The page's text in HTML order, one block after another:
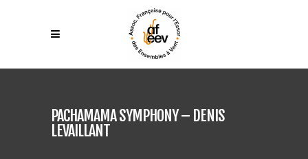
PACHAMAMA SYMPHONY – DENIS
LEVAILLANT